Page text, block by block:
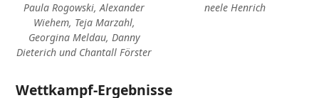
Paula Rogowski, Alexander
Wiehem, Teja Marzahl,
Georgina Meldau, Danny
Dieterich und Chantall Förster
neele Henrich
Wettkampf-Ergebnisse